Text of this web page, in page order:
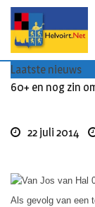
p
Laatste nieuws
60+ en nog zin
22 juli 2014
Als gevolg van een